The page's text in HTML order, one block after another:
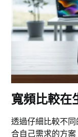
寬頻比較在
透過仔細比較不
合自己需求的方案